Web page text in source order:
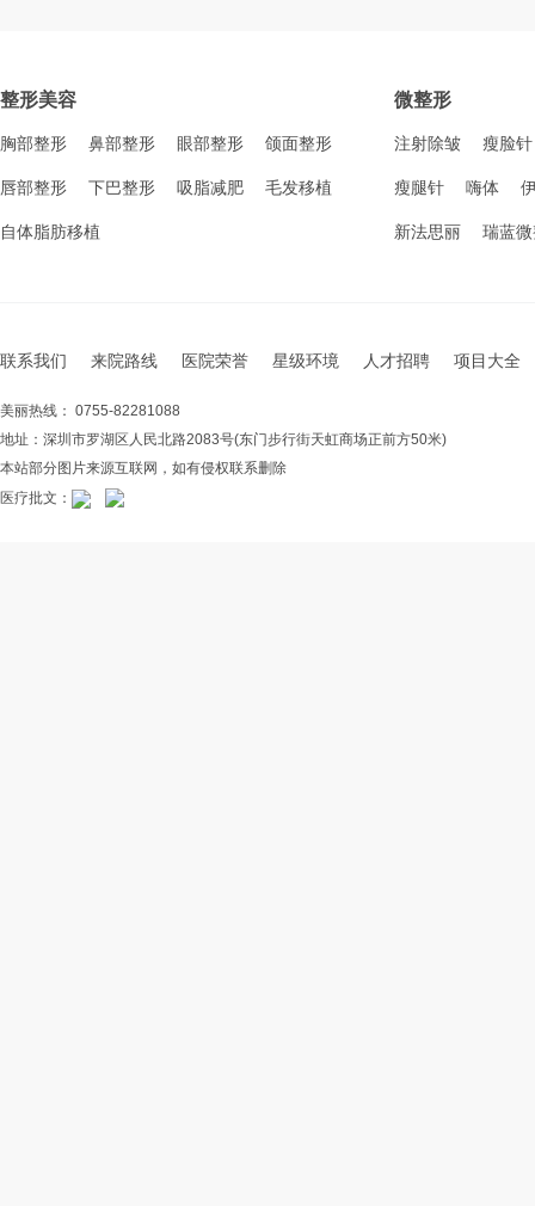
整形美容
胸部整形 鼻部整形 眼部整形 颌面整形
唇部整形 下巴整形 吸脂减肥 毛发移植
自体脂肪移植
微整形
注射除皱 瘦脸针
瘦腿针 嗨体
新法思丽 瑞蓝
联系我们 来院路线 医院荣誉 星级环境 人才招聘 项目大全
美丽热线： 0755-82281088
地址：深圳市罗湖区人民北路2083号(东门步行街天虹商场正前方50米)
本站部分图片来源互联网，如有侵权联系删除
医疗批文：